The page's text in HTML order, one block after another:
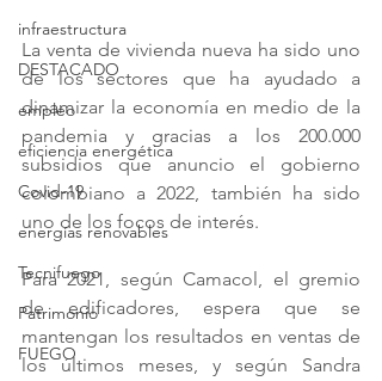
infraestructura
DESTACADO
empleo
eficiencia energética
Covid-19
energías renovables
Tecnifuego
Patrimonio
FUEGO
La venta de vivienda nueva ha sido uno
de los sectores que ha ayudado a
dinamizar la economía en medio de la
pandemia y gracias a los 200.000
subsidios que anuncio el gobierno
colombiano a 2022, también ha sido
uno de los focos de interés.
Para 2021, según Camacol, el gremio
de edificadores, espera que se
mantengan los resultados en ventas de
los últimos meses, y según Sandra